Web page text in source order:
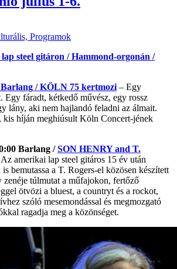
Programok
steel gitáron / Hammond-orgonán /
/KÖLN 75 kertmozi – Egy
Egy fáradt, kétkedő művész, egy rossz
lány, aki nem hajlandó feladni az álmait.
kis híján meghiúsult Köln Concert-jének
Barlang /SON HENRY and T.
amerikai lap steel gitáros 15 év után
bemutassa a T. Rogers-el közösen készített
zenéje túlmutat a műfajokon, fertőző
ötvözi a bluest, a countryt és a rockot,
szóló mesemondással és megmozgató
ragadja meg a közönséget.